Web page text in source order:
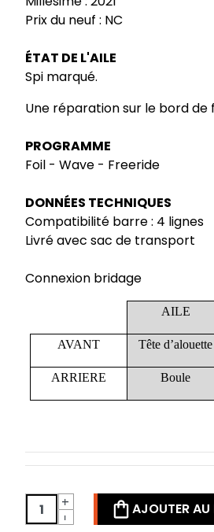
Prix du neuf : NC
ÉTAT DE L'AILE
Spi marqué.
Une réparation sur le bord
PROGRAMME
Foil - Wave - Freeride
DONNÉES TECHNIQUES
Compatibilité barre : 4 lignes
Livré avec sac de transport
Connexion bridage
AILE
AVANT Tête d’alouette
ARRIERE Boule
-
+ AJOUTER AU